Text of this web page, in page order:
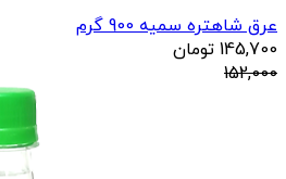
عرق شاهتره سمیه 900 گرم
145,700 تومان
152,000